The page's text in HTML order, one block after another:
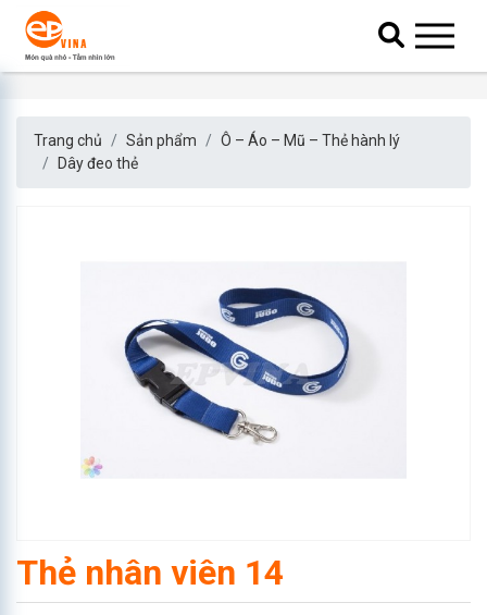
Trang chủ Sản phẩm
Ô – Áo – Mũ – Thẻ hành lý
Dây đeo thẻ
Thẻ nhân viên 14